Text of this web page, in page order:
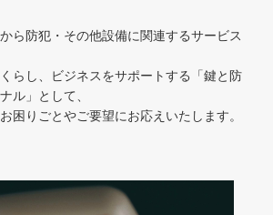
ら防犯・その他設備に関連するサービス
らし、ビジネスをサポートする「鍵と防
ル」として、
困りごとやご要望にお応えいたします。